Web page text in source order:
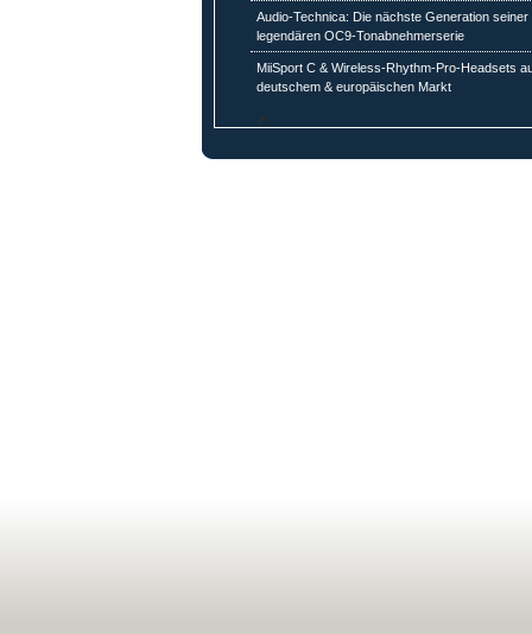
Audio-Technica: Die nächste Generation seiner
legendären OC9-Tonabnehmerserie
MiiSport C & Wireless-Rhythm-Pro-Headsets
deutschem & europäischen Markt